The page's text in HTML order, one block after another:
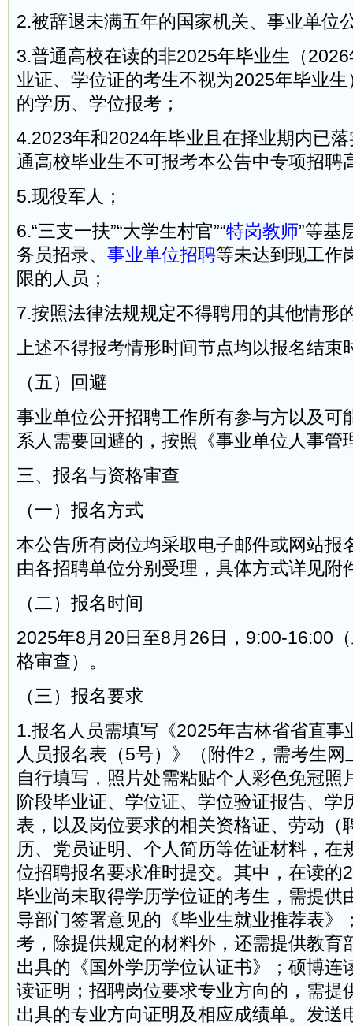
2.被辞退未满五年的国家机关、事业单位
3.普通高校在读的非2025年毕业生（
业证、学位证的考生不视为2025年毕业
的学历、学位报考；
4.2023年和2024年毕业且在择业期内已
通高校毕业生不可报考本公告中专项招聘
5.现役军人；
6.“三支一扶”“大学生村官”“特岗教师”等基
务员招录、 事业单位招聘等未达到现工作
限的人员；
7.按照法律法规规定不得聘用的其他情形
上述不得报考情形时间节点均以报名结束
（五）回避
事业单位公开招聘工作所有参与方以及可
系人需要回避的，按照《事业单位人事管
三、报名与资格审查
（一）报名方式
本公告所有岗位均采取电子邮件或网站报
由各招聘单位分别受理，具体方式详见附
（二）报名时间
2025年8月20日至8月26日，9:00-16:00
格审查）。
（三）报名要求
1.报名人员需填写《2025年吉林省省直事
人员报名表（5号）》（附件2，需考生
自行填写，照片处需粘贴个人彩色免冠照
阶段毕业证、学位证、学位验证报告、学
表，以及岗位要求的相关资格证、劳动（
历、党员证明、个人简历等佐证材料，在
位招聘报名要求准时提交。其中，在读的
毕业尚未取得学历学位证的考生，需提供
导部门签署意见的《毕业生就业推荐表》
考，除提供规定的材料外，还需提供教育
出具的《国外学历学位认证书》；硕博连
读证明；招聘岗位要求专业方向的，需提
出具的专业方向证明及相应成绩单。发送